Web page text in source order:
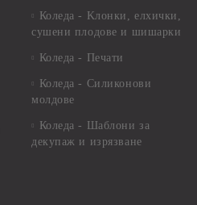
Коледа - Kлонки, елхички,
сушени плодове и шишарки
Коледа - Печати
Коледа - Силиконови
молдове
Коледа - Шаблони за
декупаж и изрязване